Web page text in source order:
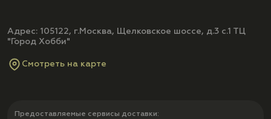
Адрес: 105122, г.Москва, Щелковское шоссе, д.3 с.1 ТЦ
"Город Хобби"
Смотреть на карте
Предоставляемые сервисы доставки: